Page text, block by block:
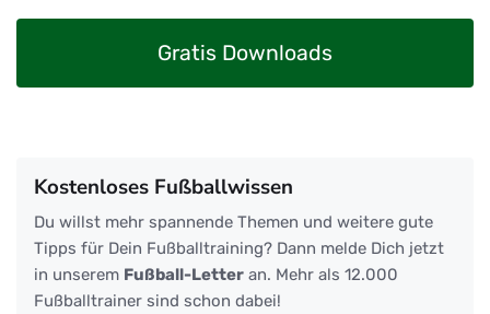
Gratis Downloads
Kostenloses Fußballwissen
Du willst mehr spannende Themen und weitere gute
Tipps für Dein Fußballtraining? Dann melde Dich jetzt
in unserem Fußball-Letter an. Mehr als 12.000
Fußballtrainer sind schon dabei!